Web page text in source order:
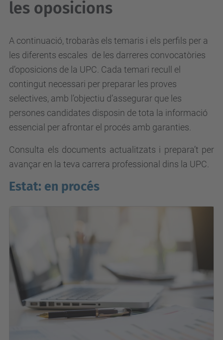
les oposicions
A continuació, trobaràs els temaris i els perfils per a
les diferents escales de les darreres convocatòries
d’oposicions de la UPC. Cada temari recull el
contingut necessari per preparar les proves
selectives, amb l’objectiu d’assegurar que les
persones candidates disposin de tota la informació
essencial per afrontar el procés amb garanties.
Consulta els documents actualitzats i prepara’t per
avançar en la teva carrera professional dins la UPC.
Estat: en procés